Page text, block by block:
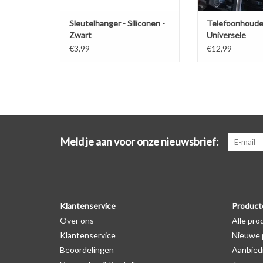
Sleutelhanger - Siliconen -
Zwart
€3,99
Universele
ventilatiehouder
€12,99
Meld je aan voor onze nieuwsbrief:
Klantenservice
Over ons
Klantenservice
Beoordelingen
Alle
Nieuwe